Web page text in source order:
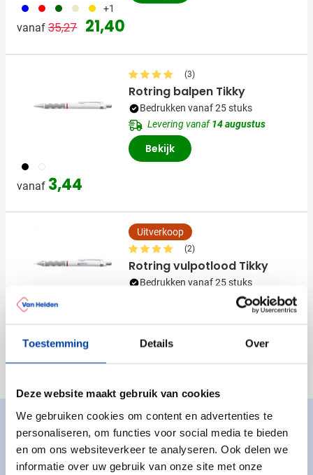
Toestemming Details Over
Deze website maakt gebruik van cookies
We gebruiken cookies om content en advertenties te
personaliseren, om functies voor social media te bieden
en om ons websiteverkeer te analyseren. Ook delen we
informatie over uw gebruik van onze site met onze
005 008 060 605 031 +1
vanaf Normale prijs
35,27 Speciale prijs
21,40
001 002
vanaf 3,44
(3)
Rotring balpen Tikky
Bedrukken vanaf 25 stuks
Levering vanaf14 augustus
Bekijk
vanafNormale prijs
4,34 Speciale prijs
2,64
Uitverkoop
(2)
Rotring vulpotlood Tikky
Bedrukken vanaf 25 stuks
14 augustus
Hulp nodig?
Onze medewerkers zijn op werkdagen tot 17.00u
bereikbaar.